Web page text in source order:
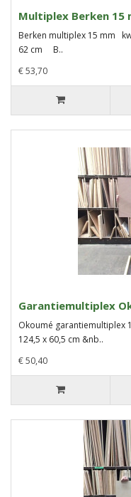
Multiplex Berken
Berken multiplex 15 mm
62 cm B..
€ 53,70
Garantiemultiplex
Okoumé garantiemultiplex
124,5 x 60,5 cm &nb..
€ 50,40